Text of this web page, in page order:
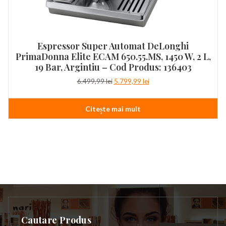
Espressor Super Automat DeLonghi
PrimaDonna Elite ECAM 650.55.MS, 1450 W, 2 L,
19 Bar, Argintiu – Cod Produs: 136403
6.499,99lei Prețul
a
fost:
6.499,99 lei.
5.799,99 leiPrețul
este:
Citește mai mult
Cautare Produs